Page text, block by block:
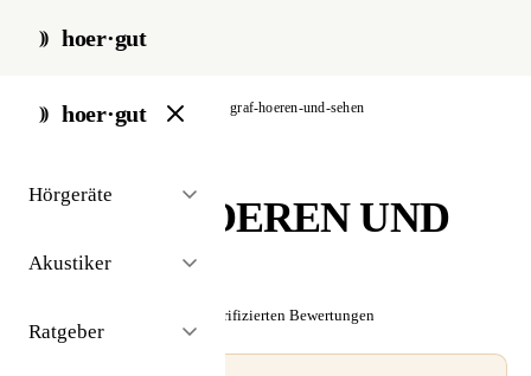
hoer·gut
hoer·gut
Hörgeräte
Akustiker
Ratgeber
start / akustiker / stuttgart graf-hoeren-und-sehen
GRAF - HOEREN UND
SEHEN
Noch keine verifizierten Bewertungen